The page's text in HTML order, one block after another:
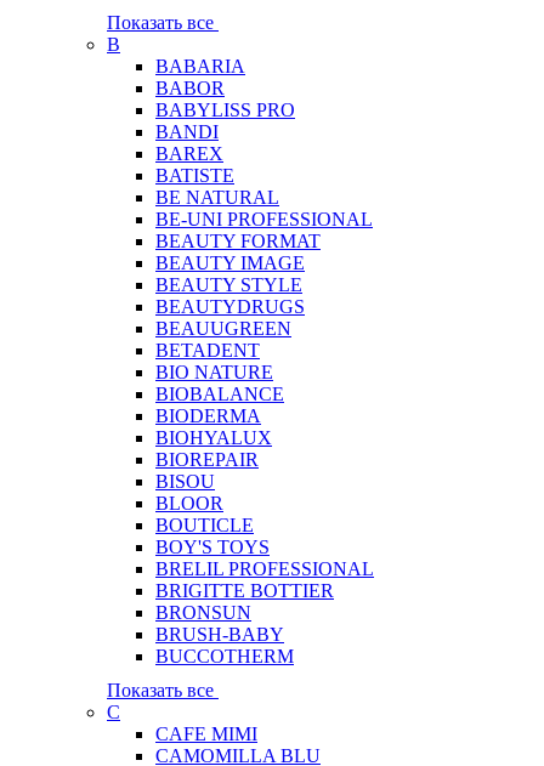
Показать все
B
BABARIA
BABOR
BABYLISS PRO
BANDI
BAREX
BATISTE
BE NATURAL
BE-UNI PROFESSIONAL
BEAUTY FORMAT
BEAUTY IMAGE
BEAUTY STYLE
BEAUTYDRUGS
BEAUUGREEN
BETADENT
BIO NATURE
BIOBALANCE
BIODERMA
BIOHYALUX
BIOREPAIR
BISOU
BLOOR
BOUTICLE
BOY'S TOYS
BRELIL PROFESSIONAL
BRIGITTE BOTTIER
BRONSUN
BRUSH-BABY
BUCCOTHERM
Показать все
C
CAFE MIMI
CAMOMILLA BLU